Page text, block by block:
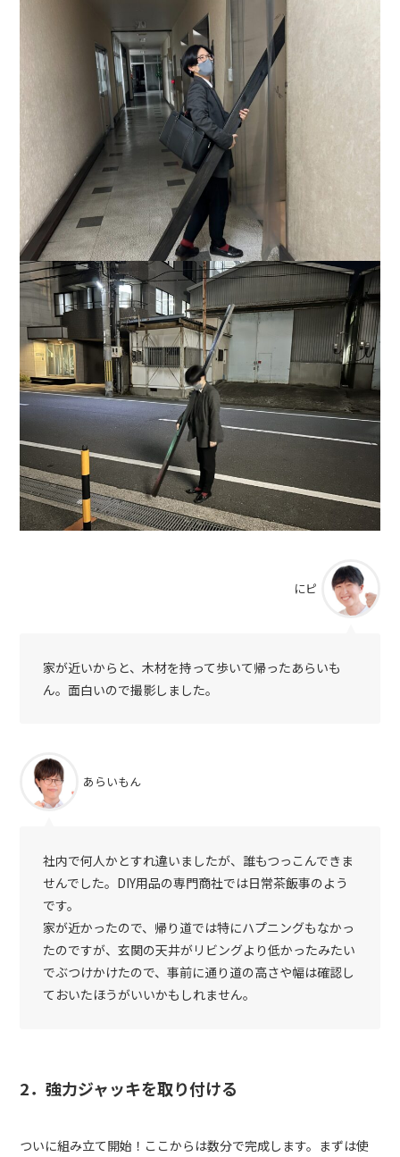
にピ
家が近いからと、木材を持って歩いて帰ったあらいも
ん。面白いので撮影しました。
あらいもん
社内で何人かとすれ違いましたが、誰もつっこんできま
せんでした。DIY用品の専門商社では日常茶飯事のよう
です。
家が近かったので、帰り道では特にハプニングもなかっ
たのですが、玄関の天井がリビングより低かったみたい
でぶつけかけたので、事前に通り道の高さや幅は確認し
ておいたほうがいいかもしれません。
2．強力ジャッキを取り付ける
ついに組み立て開始！ここからは数分で完成します。まずは使